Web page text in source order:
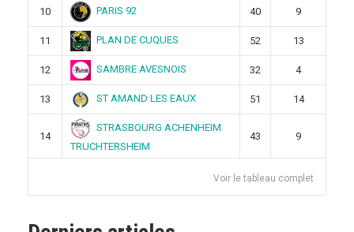
10 PARIS 92 40 9
11 PLAN DE CUQUES 52 13
12 SAMBRE AVESNOIS 32 4
13 ST AMAND LES EAUX 51 14
14
STRASBOURG ACHENHEIM
TRUCHTERSHEIM
43 9
Voir le tableau complet